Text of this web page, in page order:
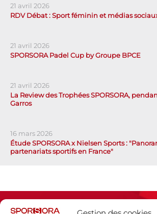
21 avril 2026
RDV Débat : Sport féminin et médias
21 avril 2026
SPORSORA Padel Cup by Groupe BPCE
21 avril 2026
La Review des Trophées SPORSORA,
Garros
16 mars 2026
Étude SPORSORA x Nielsen Sports :
partenariats sportifs en France"